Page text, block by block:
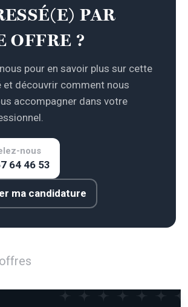
PAR
OFFRE ?
pour en savoir plus sur cette
et découvrir comment nous
accompagner dans votre
nous
64 46 53
ma candidature